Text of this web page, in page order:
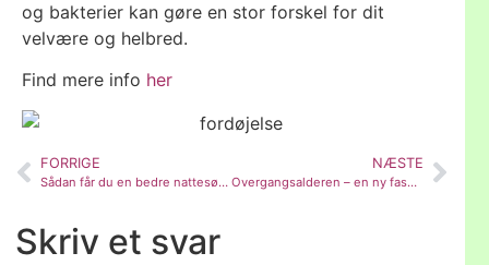
og bakterier kan gøre en stor forskel for dit
velvære og helbred.
Find mere info her
FORRIGE
Sådan får du en bedre nattesøvn
NÆSTE
Overgangsalderen – en ny fase i livet
Skriv et svar